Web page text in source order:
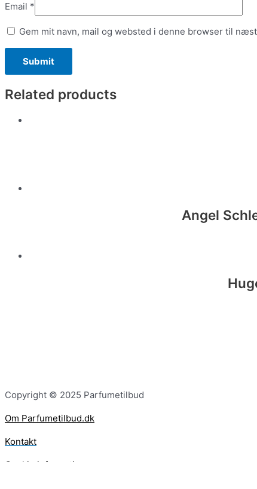
Email *
Gem mit navn, mail og websted i denne browser til
Related products
Angel
Copyright © 2025 Parfumetilbud
Om Parfumetilbud.dk
Kontakt
Cookie information